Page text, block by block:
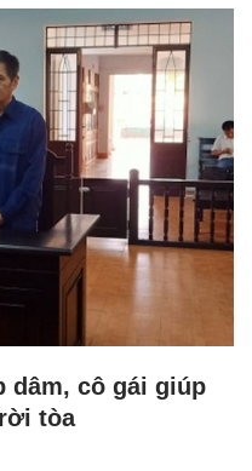
dâm, cô gái giúp
tòa